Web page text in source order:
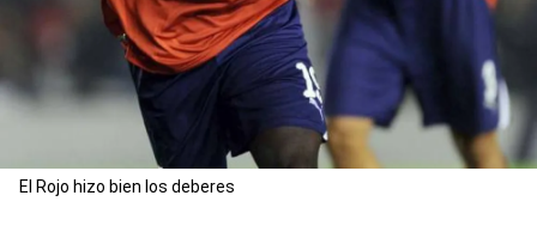
El Rojo hizo bien los deberes